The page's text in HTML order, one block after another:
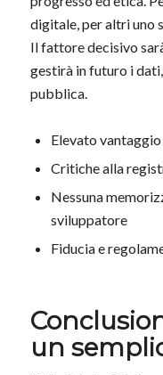
digitale, per altri uno
Il fattore decisivo
gestirà in futuro i
pubblica.
Elevato
Critiche alla
Nessuna
sviluppatore
Fiducia e
un